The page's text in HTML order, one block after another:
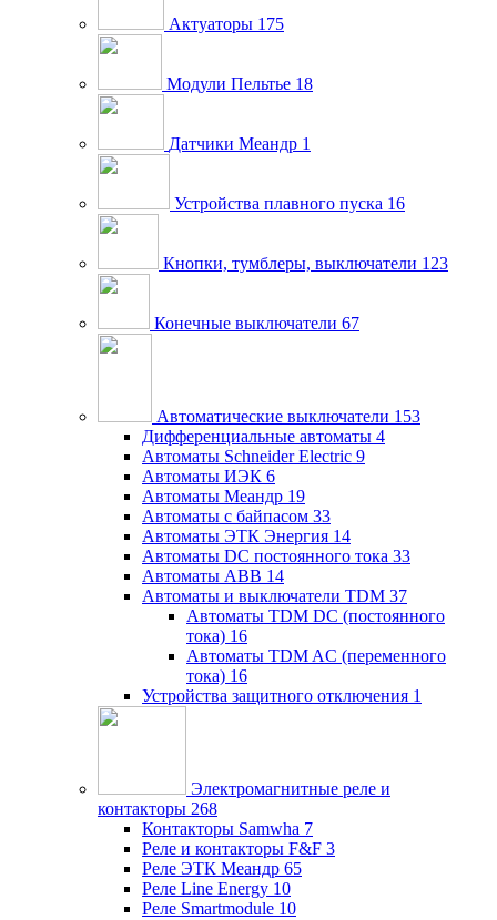
Актуаторы 175
Модули Пельтье 18
Датчики Меандр 1
Устройства плавного пуска 16
Кнопки, тумблеры, выключатели 123
Конечные выключатели 67
Автоматические выключатели 153
Дифференциальные автоматы 4
Автоматы Schneider Electric 9
Автоматы ИЭК 6
Автоматы Меандр 19
Автоматы с байпасом 33
Автоматы ЭТК Энергия 14
Автоматы DC постоянного тока 33
Автоматы ABB 14
Автоматы и выключатели TDM 37
Автоматы TDM DC (постоянного
тока) 16
Автоматы TDM AC (переменного
тока) 16
Устройства защитного отключения 1
Электромагнитные реле и
контакторы 268
Контакторы Samwha 7
Реле и контакторы F&F 3
Реле ЭТК Меандр 65
Реле Line Energy 10
Реле Smartmodule 10